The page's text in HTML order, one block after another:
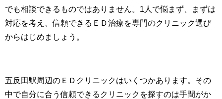
でも相談できるものではありません。1人で悩まず、まずは
対応を考え、信頼できるＥＤ治療を専門のクリニック選び
からはじめましょう。
五反田駅周辺のＥＤクリニックはいくつかあります。その
中で自分に合う信頼できるクリニックを探すのは手間がか